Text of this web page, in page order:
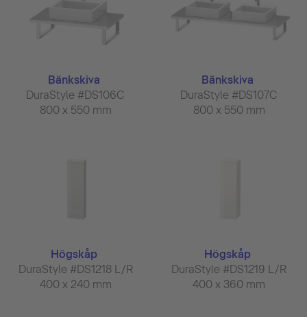
Bänkskiva
DuraStyle #DS106C
800 x 550 mm
Bänkskiva
DuraStyle #DS107C
800 x 550 mm
Högskåp
DuraStyle #DS1218 L/R
400 x 240 mm
Högskåp
DuraStyle #DS1219 L/R
400 x 360 mm